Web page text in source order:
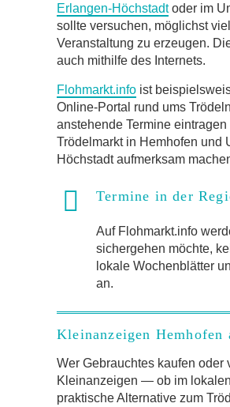
Erlangen-Höchstadtoder im
sollte versuchen, möglichst
Veranstaltung zu erzeugen.
auch mithilfe des Internets.
Flohmarkt.info ist
Online-Portal rund ums
anstehende Termine
Trödelmarkt in Hemhofen und
Höchstadt aufmerksam
Termine in der
Auf Flohmarkt.info
sichergehen möchte,
lokale Wochenblätter
an.
Kleinanzeigen
Wer Gebrauchtes kaufen oder
Kleinanzeigen — ob im
praktische Alternative zum